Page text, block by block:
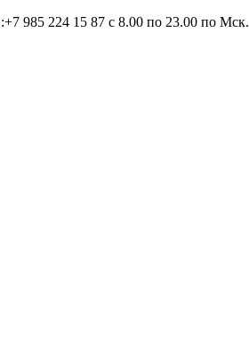
985 224 15 87 c 8.00 по 23.00 по Мcк.